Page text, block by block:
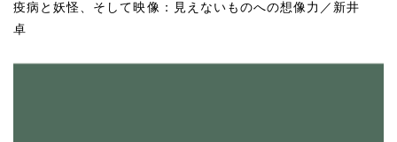
疫病と妖怪、そして映像：見えないものへの想像力／新井
卓